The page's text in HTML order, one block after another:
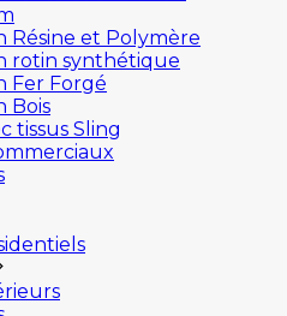
Résine et Polymère
rotin synthétique
Fer Forgé
Bois
tissus Sling